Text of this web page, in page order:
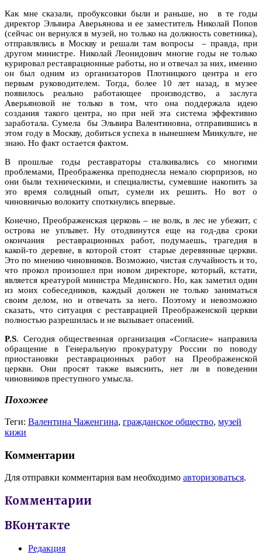
Как мне сказали, пробуксовки были и раньше, но в те годы
директор Эльвира Аверьянова и ее заместитель Николай Попов
(сейчас он вернулся в музей, но только на должность советника),
отправлялись в Москву и решали там вопросы – правда, при
другом министре. Николай Леонидович многие годы не только
курировал реставрационные работы, но и отвечал за них, именно
он был одним из организаторов Плотницкого центра и его
первым руководителем. Тогда, более 10 лет назад, в музее
появилось реально работающее производство, а заслуга
Аверьяновой не только в том, что она поддержала идею
создания такого центра, но при ней эта система эффективно
заработала. Сумела бы Эльвира Валентиновна, отправившись в
этом году в Москву, добиться успеха в нынешнем Минкульте, не
знаю. Но факт остается фактом.
В прошлые годы реставраторы сталкивались со многими
проблемами, Преображенка преподнесла немало сюрпризов, но
они были техническими, и специалисты, сумевшие накопить за
это время солидный опыт, сумели их решить. Но вот о
чиновничью волокиту споткнулись впервые.
Конечно, Преображенская церковь – не волк, в лес не убежит, с
острова не уплывет. Ну отодвинутся еще на год-два сроки
окончания реставрационных работ, подумаешь, трагедия в
какой-то деревне, в которой стоят старые деревянные церкви.
Это по мнению чиновников. Возможно, чистая случайность и то,
что прокол произошел при новом директоре, который, кстати,
является креатурой министра Мединского. Но, как заметил один
из моих собеседников, каждый должен не только заниматься
своим делом, но и отвечать за него. Поэтому и невозможно
сказать, что ситуация с реставрацией Преображенской церкви
полностью разрешилась и не вызывает опасений.
P.S. Сегодня общественная организация «Согласие» направила
обращение в Генеральную прокуратуру России по поводу
приостановки реставрационных работ на Преображенской
церкви. Они просят также выяснить, нет ли в поведении
чиновников преступного умысла.
Похожее
Теги: Валентина Чаженгина, гражданское общество, музей
кижи
Комментарии
Для отправки комментария вам необходимо авторизоваться.
Комментарии
ВКонтакте
Редакция